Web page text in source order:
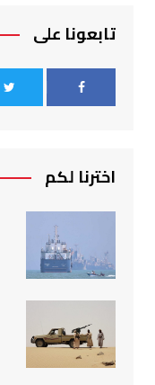
تابعونا على
اخترنا لكم